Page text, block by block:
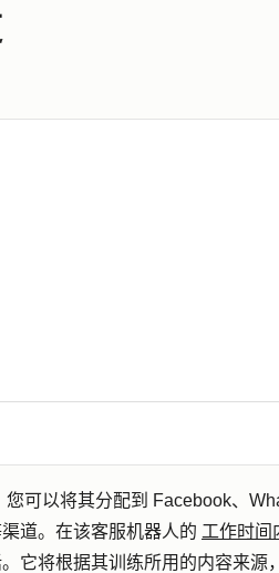
您可以将其分配到 Facebook、
道。在该客服机器人的 工作时间
它将根据其训练所用的内容来源